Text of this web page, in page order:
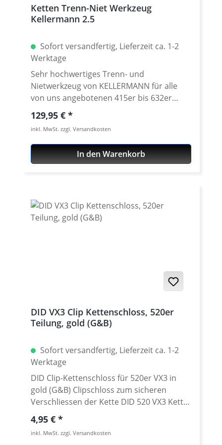
Ketten Trenn-Niet Werkzeug
Kellermann 2.5
Sofort versandfertig, Lieferzeit ca. 1-2
Werktage
Sehr hochwertiges Trenn- und
Nietwerkzeug von KELLERMANN für alle
von uns angebotenen 415er bis 632er
Ketten aller Hersteller! Zum fachgerechten
Trennen und/oder Vernieten einer Kette
unentbehrlich. Hochwertige Materialien,
alle Bolzen als Ersatzteil einzeln erhältlich!
Lieferung mit praktischer
Praktisches Werkzeug zum Trennen und
Vernieten aller Ketten der Teilungen 415
vernieten von Ketten mit Hohlnietschloß
(wir bieten nur Hohlnietschlösser an) ·
wird der Nietkopfformer benötigt. Siehe
Zubehör · 5 Jahre Garantie!
Regulärer Preis:
129,95 €
inkl. MwSt. zzgl. Versandkosten
In den Warenkorb
DID VX3 Clip Kettenschloss, 520er
Teilung, gold (G&B)
Sofort versandfertig, Lieferzeit ca. 1-2
Werktage
DID Clip-Kettenschloss für 520er VX3 in
gold (G&B) Clipschloss zum sicheren
Verschliessen der Kette DID 520 VX3 Kette.
Kette: DID 520VX3 Schlosstyp: Clip-
Kettenschloss / Teilung 5/8'' x 1/4'' Farbe:
gold (G&B) Nur vom Hersteller als passend
Regulärer Preis:
4,95 €
inkl. MwSt. zzgl. Versandkosten